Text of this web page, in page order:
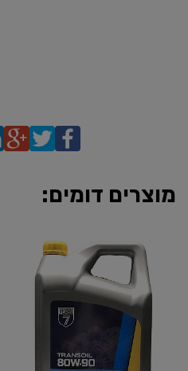
מוצרים דומים: